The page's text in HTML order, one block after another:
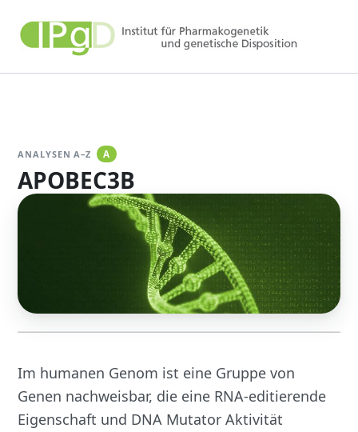
Inhalt
springen
ANALYSEN A–Z A
APOBEC3B
Im humanen Genom ist eine Gruppe von
Genen nachweisbar, die eine RNA-editierende
Eigenschaft und DNA Mutator Aktivität